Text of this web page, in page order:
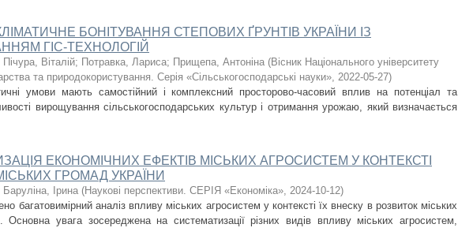
БОНІТУВАННЯ СТЕПОВИХ ҐРУНТІВ УКРАЇНИ ІЗ
ГІС-ТЕХНОЛОГІЙ
Пічура, Віталій; Потравка, Лариса; Прищепа, Антоніна (Вісник Національного університету
та природокористування. Серія «Сільськогосподарські науки», 2022-05-27)
умови мають самостійний і комплексний просторово-часовий вплив на потенціал та
вирощування сільськогосподарських культур і отримання урожаю, який визначається
ЕКОНОМІЧНИХ ЕФЕКТІВ МІСЬКИХ АГРОСИСТЕМ У КОНТЕКСТІ
ГРОМАД УКРАЇНИ
Баруліна, Ірина (Наукові перспективи. СЕРІЯ «Економіка», 2024-10-12)
багатовимірний аналіз впливу міських агросистем у контексті їх внеску в розвиток міських
Основна увага зосереджена на систематизації різних видів впливу міських агросистем,